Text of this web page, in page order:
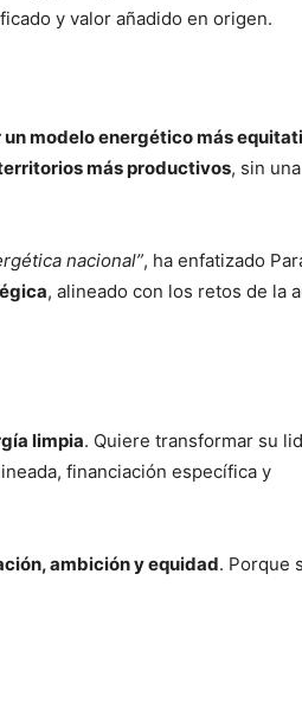
y valor añadido en origen.
modelo energético más
más productivos, sin una
nacional”, ha enfatizado
, alineado con los retos de la
limpia. Quiere transformar su
financiación específica y
ambición y equidad. Porque